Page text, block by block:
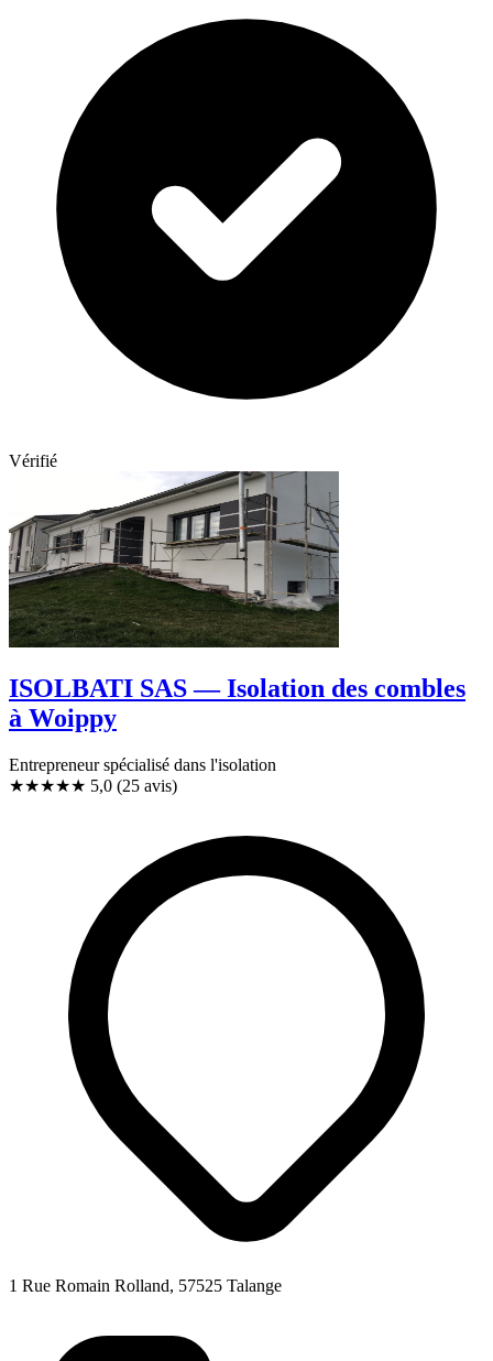
Vérifié
ISOLBATI SAS — Isolation des combles
à Woippy
Entrepreneur spécialisé dans l'isolation
★★★★★ 5,0 (25 avis)
1 Rue Romain Rolland, 57525 Talange